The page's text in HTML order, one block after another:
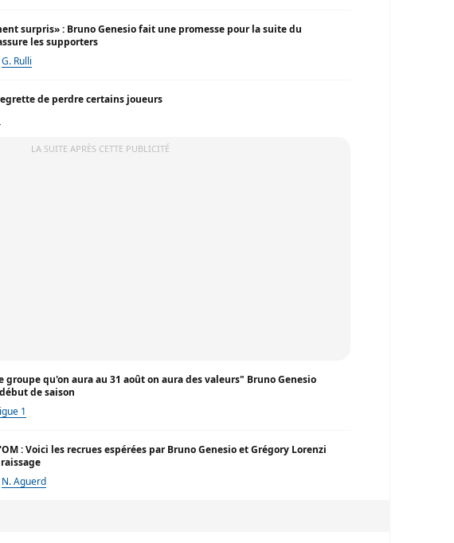
surpris» : Bruno Genesio fait une promesse pour la suite du
les supporters
G. Rulli
de perdre certains joueurs
LA SUITE APRÈS CETTE PUBLICITÉ
groupe qu'on aura au 31 août on aura des valeurs" Bruno Genesio
de saison
1
: Voici les recrues espérées par Bruno Genesio et Grégory Lorenzi
N. Aguerd